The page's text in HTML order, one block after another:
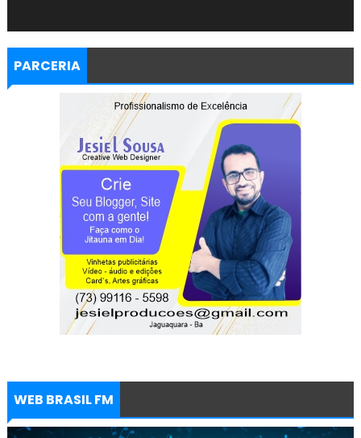
PARCERIA
WEB BRASIL FM